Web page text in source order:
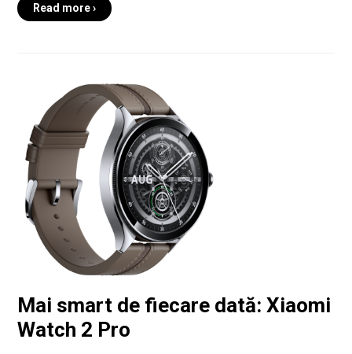
Read more ›
Mai smart de fiecare dată: Xiaomi
Watch 2 Pro